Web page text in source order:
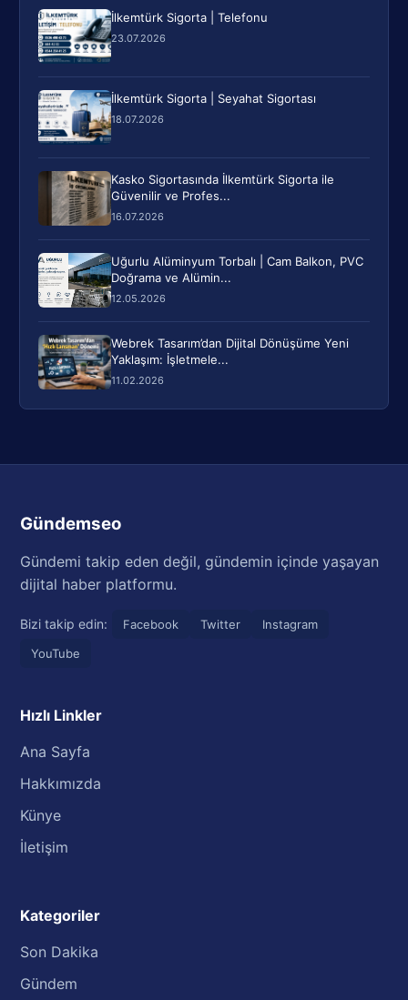
İlkemtürk Sigorta | Telefonu
23.07.2026
İlkemtürk Sigorta | Seyahat Sigortası
18.07.2026
Kasko Sigortasında İlkemtürk Sigorta ile
Güvenilir ve Profes...
16.07.2026
Uğurlu Alüminyum Torbalı | Cam Balkon, PVC
Doğrama ve Alümin...
12.05.2026
Webrek Tasarım’dan Dijital Dönüşüme Yeni
Yaklaşım: İşletmele...
11.02.2026
Gündemseo
Gündemi takip eden değil, gündemin içinde yaşayan
dijital haber platformu.
Bizi takip edin: Facebook Twitter
Instagram
YouTube
Hızlı Linkler
Ana Sayfa
Hakkımızda
Künye
İletişim
Kategoriler
Son Dakika
Gündem